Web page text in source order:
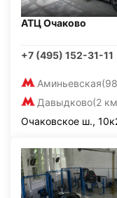
АТЦ Очаково
+7 (495) 152-31-11
Аминьевская
Давыдково(2
Очаковское ш.,